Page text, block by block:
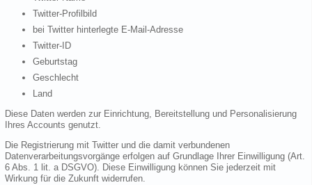
Twitter-Profilbild
bei Twitter hinterlegte E-Mail-Adresse
Twitter-ID
Geburtstag
Geschlecht
Land
Diese Daten werden zur Einrichtung, Bereitstellung und Personalisierung
Ihres Accounts genutzt.
Die Registrierung mit Twitter und die damit verbundenen
Datenverarbeitungsvorgänge erfolgen auf Grundlage Ihrer Einwilligung (Art.
6 Abs. 1 lit. a DSGVO). Diese Einwilligung können Sie jederzeit mit
Wirkung für die Zukunft widerrufen.